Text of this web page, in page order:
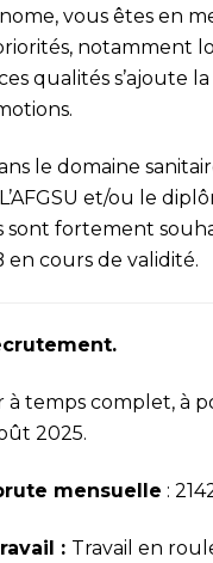
vous êtes en
notamment
qualités s’ajoute
le domaine
et/ou le
sont fortement
en cours de validité.
à temps complet, à
2025.
mensuelle :
: Travail en